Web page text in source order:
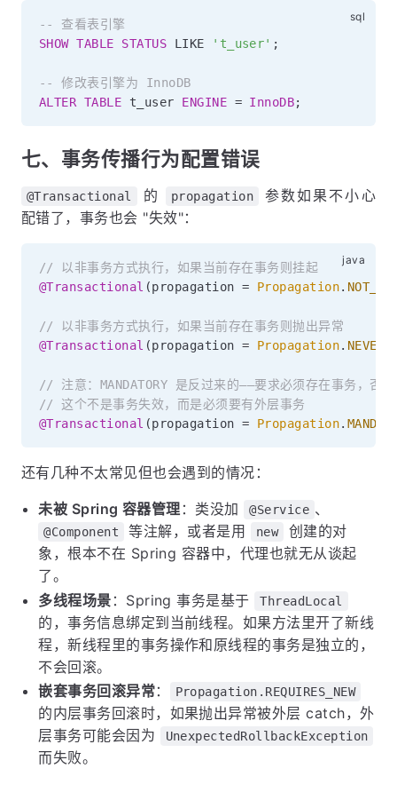
-- 查看表引擎
SHOW TABLE STATUS LIKE 't_user' ;
-- 修改表引擎为 InnoDB
ALTER TABLE t_user ENGINE = InnoDB;
七、事务传播行为配置错误
@Transactional 的 propagation
参数如果不小心
配错了，事务也会 "失效"：
// 以非事务方式执行，如果当前存在事务则挂起
@Transactional (propagation = Propagation.
// 以非事务方式执行，如果当前存在事务则抛出异常
@Transactional (propagation = Propagation. NEVER
// 注意：MANDATORY 是反过来的——要求必须存在事务，否
// 这个不是事务失效，而是必须要有外层事务
@Transactional (propagation = Propagation.
还有几种不太常见但也会遇到的情况：
未被 Spring 容器管理 ：类没加 @Service 、
@Component 等注解，或者是用 new
创建的对
象，根本不在 Spring 容器中，代理也就无从谈起
了。
多线程场景 ：Spring 事务是基于 ThreadLocal
的，事务信息绑定到当前线程。如果方法里开了新线
程，新线程里的事务操作和原线程的事务是独立的，
不会回滚。
嵌套事务回滚异常： Propagation.REQUIRES_NEW
的内层事务回滚时，如果抛出异常被外层 catch，外
层事务可能会因为
UnexpectedRollbackException
而失败。